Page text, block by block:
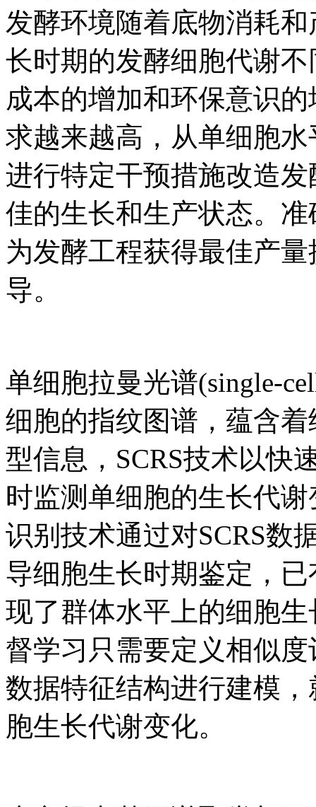
发酵环境随着底物消耗
长时期的发酵细胞代谢
成本的增加和环保意识
求越来越高，从单细胞
进行特定干预措施改造
佳的生长和生产状态。
为发酵工程获得最佳产
导。
单细胞拉曼光谱(single-
细胞的指纹图谱，蕴含
型信息，SCRS技术以快
时监测单细胞的生长代
识别技术通过对SCRS数
导细胞生长时期鉴定，
现了群体水平上的细胞
督学习只需要定义相似
数据特征结构进行建模
胞生长代谢变化。